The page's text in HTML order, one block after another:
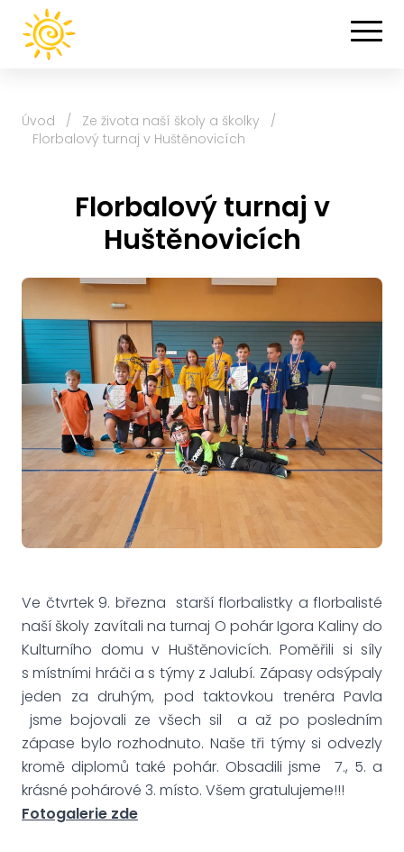
Úvod / Ze života naší školy a školky
/
Florbalový turnaj v Huštěnovicích
Florbalový turnaj v
Huštěnovicích
Ve čtvrtek 9. března starší florbalistky a florbalisté
naší školy zavítali na turnaj O pohár Igora Kaliny do
Kulturního domu v Huštěnovicích. Poměřili si síly
s místními hráči a s týmy z Jalubí. Zápasy odsýpaly
jeden za druhým, pod taktovkou trenéra Pavla
jsme bojovali ze všech sil a až po posledním
zápase bylo rozhodnuto. Naše tři týmy si odvezly
kromě diplomů také pohár. Obsadili jsme 7., 5. a
krásné pohárové 3. místo. Všem gratulujeme!!!
Fotogalerie zde